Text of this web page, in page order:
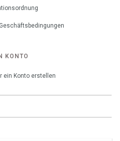
KONTO
ein Konto erstellen